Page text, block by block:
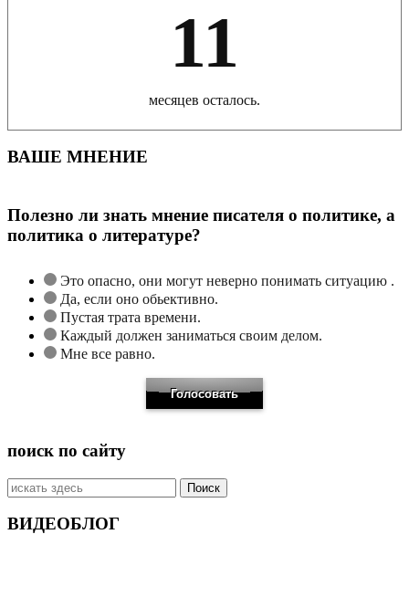
11
месяцев осталось.
ВАШЕ МНЕНИЕ
Полезно ли знать мнение писателя о политике, а
политика о литературе?
Это опасно, они могут неверно понимать ситуацию .
Да, если оно обьективно.
Пустая трата времени.
Каждый должен заниматься своим делом.
Мне все равно.
поиск по сайту
Искать:
ВИДЕОБЛОГ